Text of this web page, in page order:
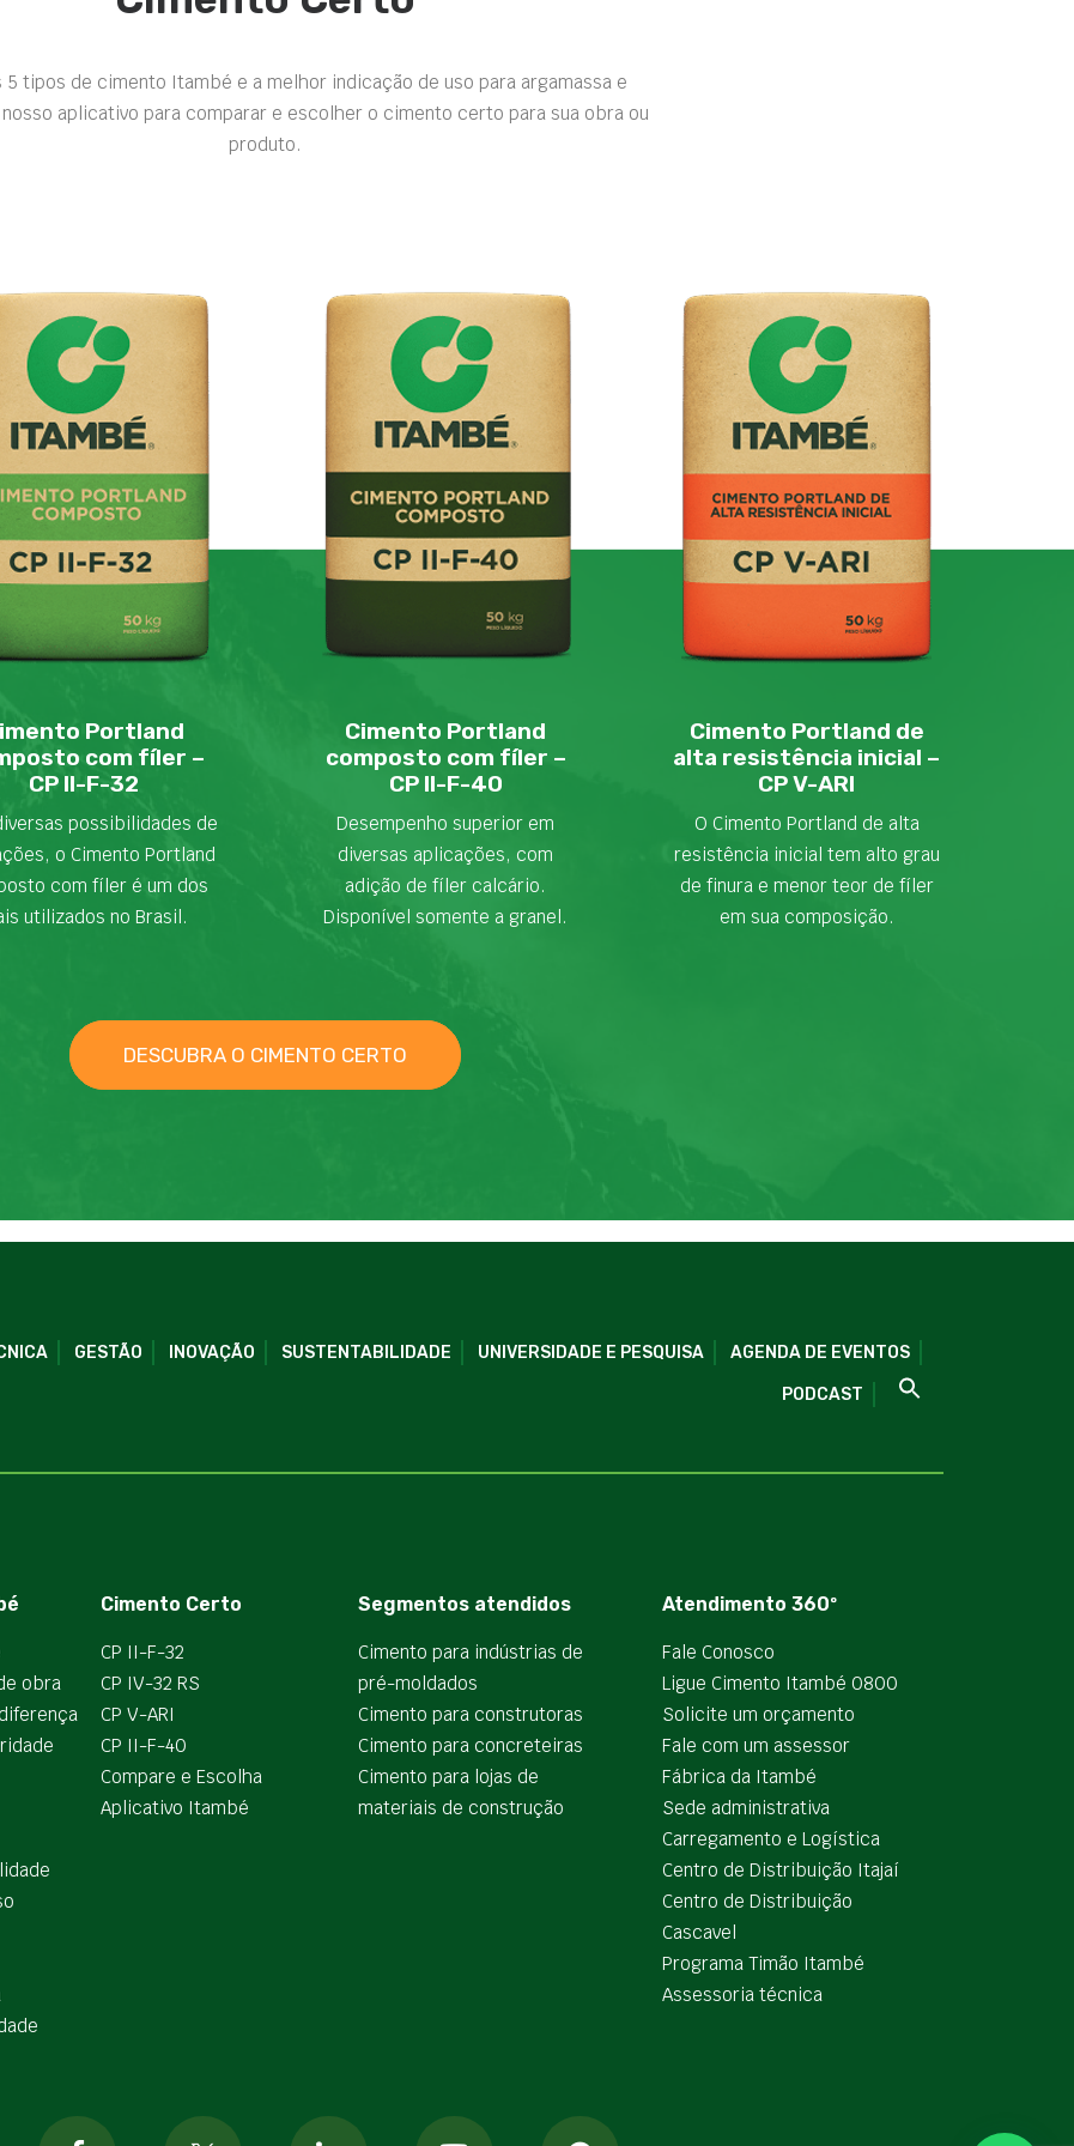
5 tipos de cimento Itambé e a melhor indicação de uso para argamassa e
aplicativo para comparar e escolher o cimento certo para sua obra ou
produto.
Portland
com fíler –
CP II-F-32
possibilidades de
o Cimento Portland
com fíler é um dos
utilizados no Brasil.
Cimento Portland
composto com fíler –
CP II-F-40
Desempenho superior em
diversas aplicações, com
adição de fíler calcário.
Disponível somente a granel.
Cimento Portland de
alta resistência inicial –
CP V-ARI
O Cimento Portland de alta
resistência inicial tem alto grau
de finura e menor teor de fíler
em sua composição.
DESCUBRA O CIMENTO CERTO
GESTÃO INOVAÇÃO SUSTENTABILIDADE UNIVERSIDADE E PESQUISA AGENDA DE EVENTOS
PODCAST
obra
Cimento Certo
CP II-F-32
CP IV-32 RS
CP V-ARI
CP II-F-40
Compare e Escolha
Aplicativo Itambé
Segmentos atendidos
Cimento para indústrias de
pré-moldados
Cimento para construtoras
Cimento para concreteiras
Cimento para lojas de
materiais de construção
Atendimento 360º
Fale Conosco
Ligue Cimento Itambé 0800
Solicite um orçamento
Fale com um assessor
Fábrica da Itambé
Sede administrativa
Carregamento e Logística
Centro de Distribuição Itajaí
Centro de Distribuição
Cascavel
Programa Timão Itambé
Assessoria técnica